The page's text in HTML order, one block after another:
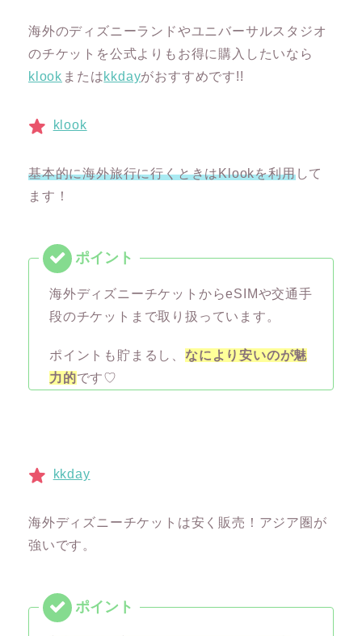
海外のディズニーランドやユニバーサルスタジオ
のチケットを公式よりもお得に購入したいなら
klook またはkkdayがおすすめです!!
klook
基本的に海外旅行に行くときはKlookを利用して
ます！
海外ディズニーチケットからeSIMや交通手
段のチケットまで取り扱っています。
ポイントも貯まるし、 なにより安いのが魅
力的です♡
kkday
海外ディズニーチケットは安く販売！アジア圏が
強いです。